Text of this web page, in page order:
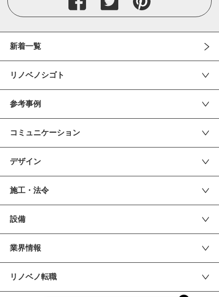
新着一覧
リノベノシゴト
参考事例
コミュニケーション
デザイン
施工・法令
設備
業界情報
リノベノ転職